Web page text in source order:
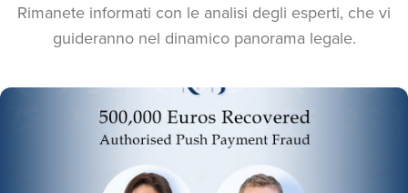
Rimanete informati con le analisi degli esperti, che vi
guideranno nel dinamico panorama legale.